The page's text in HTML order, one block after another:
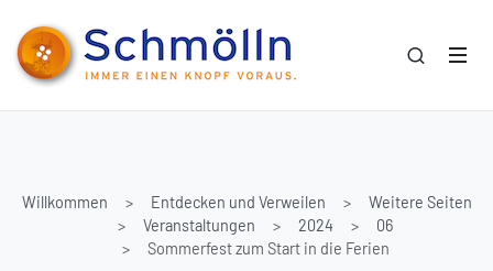
Willkommen Entdecken und Verweilen
Weitere Seiten
Veranstaltungen
2024
06
Sommerfest zum Start in die Ferien